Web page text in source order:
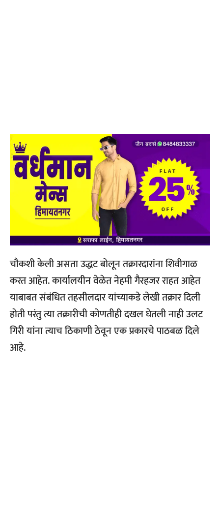
चौकशी केली असता उद्धट बोलून तक्रारदारांना शिवीगाळ
करत आहेत. कार्यालयीन वेळेत नेहमी गैरहजर राहत आहेत
याबाबत संबंधित तहसीलदार यांच्याकडे लेखी तक्रार दिली
होती परंतु त्या तक्रारीची कोणतीही दखल घेतली नाही उलट
गिरी यांना त्याच ठिकाणी ठेवून एक प्रकारचे पाठबळ दिले
आहे.